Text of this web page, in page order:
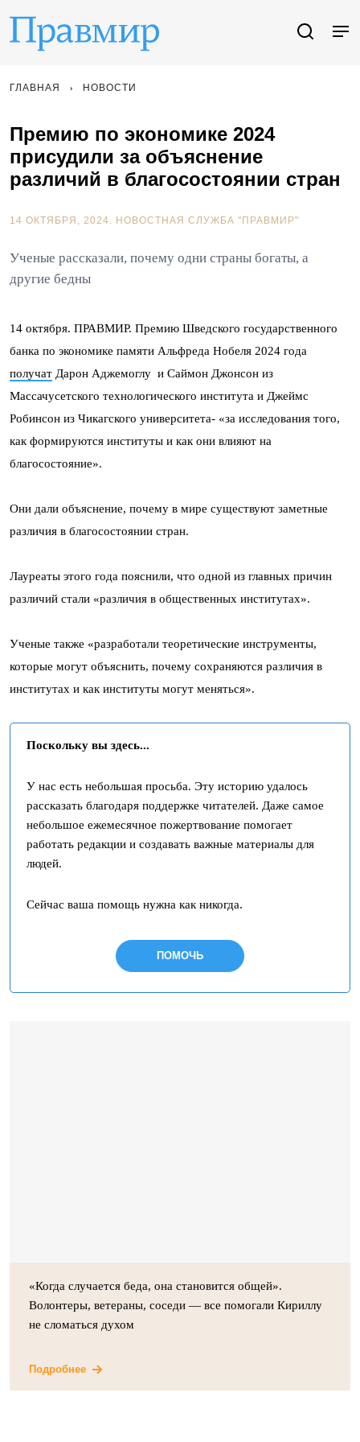
ГЛАВНАЯ НОВОСТИ
Премию по экономике 2024
присудили за объяснение
различий в благосостоянии стран
14 ОКТЯБРЯ, 2024. НОВОСТНАЯ СЛУЖБА "ПРАВМИР"
Ученые рассказали, почему одни страны богаты, а
другие бедны
14 октября. ПРАВМИР. Премию Шведского государственного
банка по экономике памяти Альфреда Нобеля 2024 года
получат Дарон Аджемоглу и Саймон Джонсон из
Массачусетского технологического института и Джеймс
Робинсон из Чикагского университета- «за исследования того,
как формируются институты и как они влияют на
благосостояние».
Они дали объяснение, почему в мире существуют заметные
различия в благосостоянии стран.
Лауреаты этого года пояснили, что одной из главных причин
различий стали «различия в общественных институтах».
Ученые также «разработали теоретические инструменты,
которые могут объяснить, почему сохраняются различия в
институтах и ​​как институты могут меняться».
Поскольку вы здесь...
У нас есть небольшая просьба. Эту историю удалось
рассказать благодаря поддержке читателей. Даже самое
небольшое ежемесячное пожертвование помогает
работать редакции и создавать важные материалы для
людей.
Сейчас ваша помощь нужна как никогда.
ПОМОЧЬ
«Когда случается беда, она становится общей».
Волонтеры, ветераны, соседи — все помогали Кириллу
не сломаться духом
Подробнее